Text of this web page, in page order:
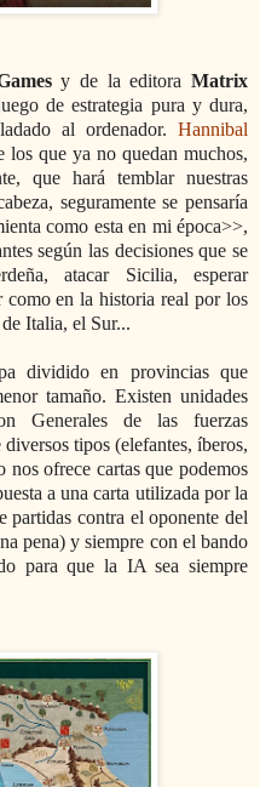
y de la editoraMatrix
de estrategia pura y dura,
al ordenador. Hannibal
los que ya no quedan muchos,
que hará temblar nuestras
seguramente se pensaría
como esta en mi época>>,
según las decisiones que se
atacar Sicilia, esperar
como en la historia real por los
Italia, el Sur...
dividido en provincias que
tamaño. Existen unidades
Generales de las fuerzas
tipos (elefantes, íberos,
nos ofrece cartas que podemos
a una carta utilizada por la
contra el oponente del
pena) y siempre con el bando
para que la IA sea siempre